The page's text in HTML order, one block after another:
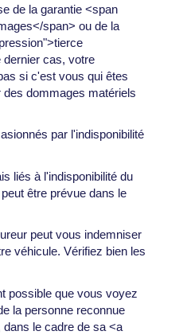
de la garantie <span
span> ou de la
cas, votre
si c'est vous qui êtes
dommages matériels
par l'indisponibilité
liés à l'indisponibilité du
être prévue dans le
peut vous indemniser
véhicule. Vérifiez bien les
possible que vous voyez
la personne reconnue
le cadre de sa <a